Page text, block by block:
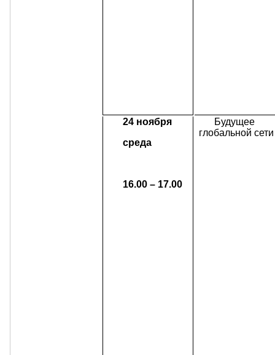
24 ноября
среда
16.00 – 17.00
Будущее
глобальной сети